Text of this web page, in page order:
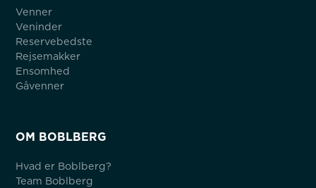
Venner
Veninder
Reservebedste
Rejsemakker
Ensomhed
Gåvenner
OM BOBLBERG
Hvad er Boblberg?
Team Boblberg